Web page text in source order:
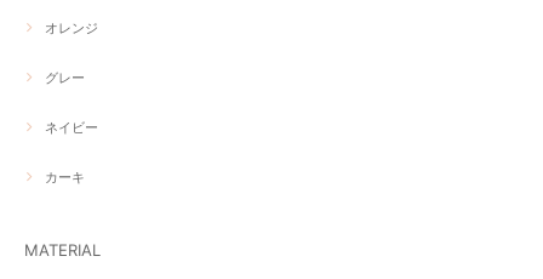
オレンジ
グレー
ネイビー
カーキ
MATERIAL